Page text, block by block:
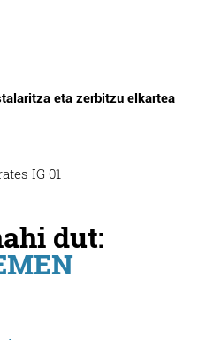
eta zerbitzu elkartea
dut: